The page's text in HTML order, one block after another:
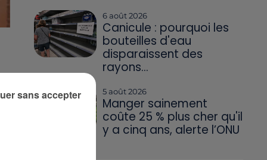
6 août 2026
Canicule : pourquoi les
bouteilles d'eau
disparaissent des
rayons...
5 août 2026
Manger sainement
coûte 25 % plus cher qu'il
y a cinq ans, alerte l’ONU
sans accepter